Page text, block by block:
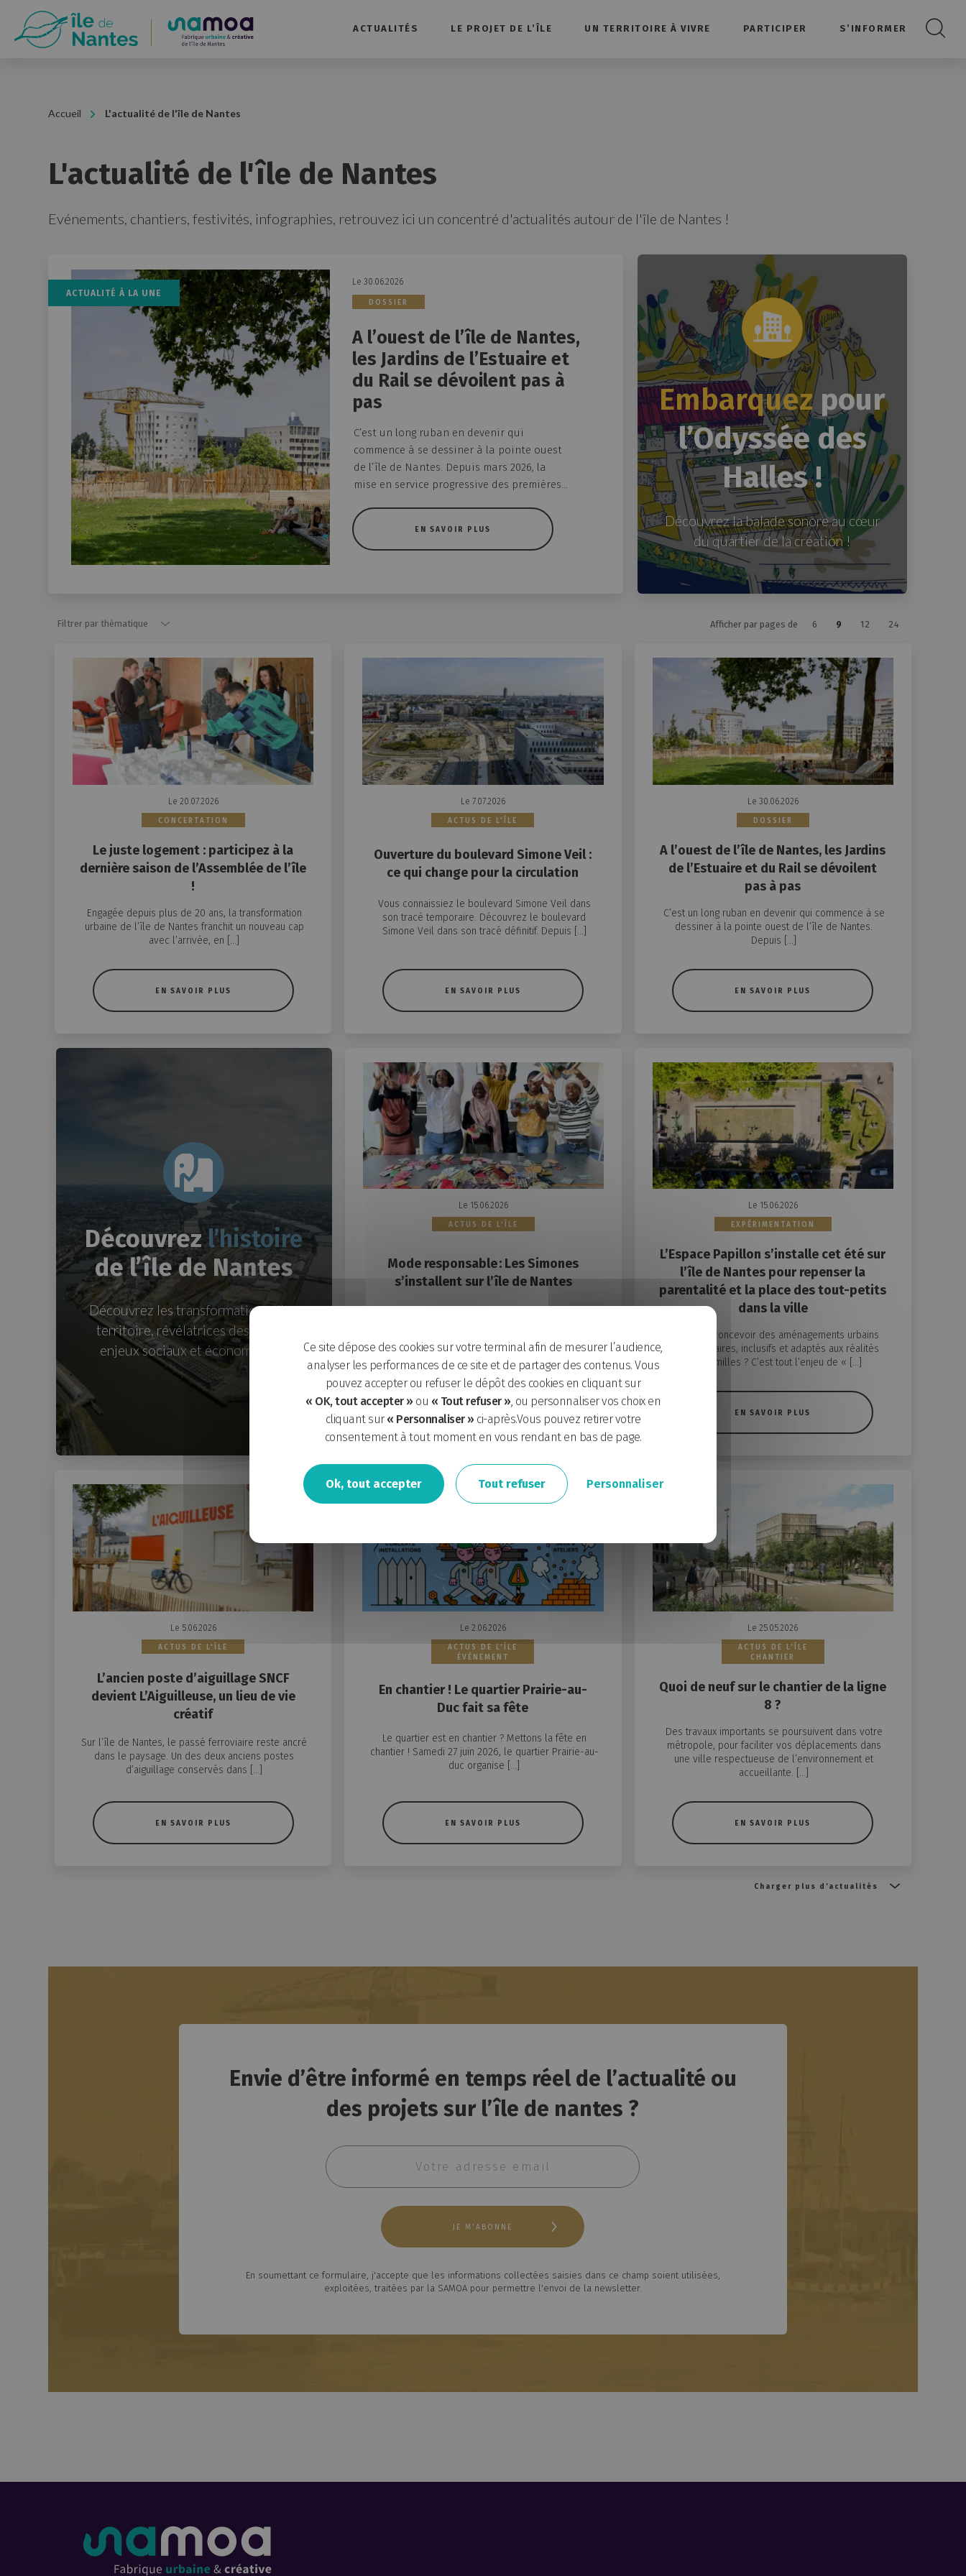
ACTUALITÉS LE PROJET DE L’ÎLE UN TERRITOIRE À VIVRE PARTICIPER
S’INFORMER
Accueil L'actualité de l'île de Nantes
L'actualité de l'île de Nantes
Evénements, chantiers, festivités, infographies, retrouvez ici un concentré d'actualités autour de l'île de Nantes !
ACTUALITÉ À LA UNE
Le 30.06.2026
DOSSIER
A l’ouest de l’île de Nantes,
les Jardins de l’Estuaire et
du Rail se dévoilent pas à
pas
C’est un long ruban en devenir qui
commence à se dessiner à la pointe ouest
de l’île de Nantes. Depuis mars 2026, la
mise en service progressive des premières...
EN SAVOIR PLUS
Embarquezpour
l’Odyssée des
Halles !
Découvrez la balade sonore au cœur
du quartier de la création !
Filtrer par thématique
Filtrer par thématique Afficher par pages de 6 9 12 24
Le 20.07.2026
CONCERTATION
Le juste logement : participez à la
dernière saison de l’Assemblée de l’île
!
Engagée depuis plus de 20 ans, la transformation
urbaine de l’île de Nantes franchit un nouveau cap
avec l’arrivée, en […]
EN SAVOIR PLUS
Le 7.07.2026
ACTUS DE L'ÎLE
Ouverture du boulevard Simone Veil :
ce qui change pour la circulation
Vous connaissiez le boulevard Simone Veil dans
son tracé temporaire. Découvrez le boulevard
Simone Veil dans son tracé définitif. Depuis […]
EN SAVOIR PLUS
Le 30.06.2026
DOSSIER
A l’ouest de l’île de Nantes, les Jardins
de l’Estuaire et du Rail se dévoilent
pas à pas
C’est un long ruban en devenir qui commence à se
dessiner à la pointe ouest de l’île de Nantes.
Depuis […]
EN SAVOIR PLUS
Découvrezl’histoire
de l’île de Nantes
Découvrez les transformations d’un
territoire, révélatrices des grands
enjeux sociaux et économiques.
Le 15.06.2026
ACTUS DE L'ÎLE
Mode responsable : Les Simones
s’installent sur l’île de Nantes
nantaise Les Simones s’apprête à […]
EN SAVOIR PLUS
Le 15.06.2026
EXPÉRIMENTATION
L’Espace Papillon s’installe cet été sur
l’île de Nantes pour repenser la
parentalité et la place des tout-petits
dans la ville
Comment concevoir des aménagements urbains
plus égalitaires, inclusifs et adaptés aux réalités
des familles ? C’est tout l’enjeu de « […]
EN SAVOIR PLUS
Le 5.06.2026
ACTUS DE L'ÎLE
L’ancien poste d’aiguillage SNCF
devient L’Aiguilleuse, un lieu de vie
créatif
Sur l’île de Nantes, le passé ferroviaire reste ancré
dans le paysage. Un des deux anciens postes
d’aiguillage conservés dans […]
EN SAVOIR PLUS
Le 2.06.2026
ACTUS DE L'ÎLE
ÉVÉNEMENT
En chantier ! Le quartier Prairie-au-
Duc fait sa fête
Le quartier est en chantier ? Mettons la fête en
chantier ! Samedi 27 juin 2026, le quartier Prairie-au-
duc organise […]
EN SAVOIR PLUS
Le 25.05.2026
ACTUS DE L'ÎLE
CHANTIER
Quoi de neuf sur le chantier de la ligne
8 ?
Des travaux importants se poursuivent dans votre
métropole, pour faciliter vos déplacements dans
une ville respectueuse de l’environnement et
accueillante. […]
EN SAVOIR PLUS
Charger plus d'actualités
Envie d’être informé en temps réel de l’actualité ou
des projets sur l’île de nantes ?
JE M'ABONNE
En soumettant ce formulaire, j'accepte que les informations collectées saisies dans ce champ soient utilisées,
exploitées, traitées par la SAMOA pour permettre l'envoi de la newsletter.
Panneau de gestion des cookies
Ce site dépose des cookies sur votre terminal afin de mesurer l’audience,
analyser les performances de ce site et de partager des contenus. Vous
pouvez accepter ou refuser le dépôt des cookies en cliquant sur
« OK, tout accepter » ou « Tout refuser » , ou personnaliser vos choix en
cliquant sur « Personnaliser » ci-après.Vous pouvez retirer votre
consentement à tout moment en vous rendant en bas de page.
Ok, tout accepter Tout refuser Personnaliser